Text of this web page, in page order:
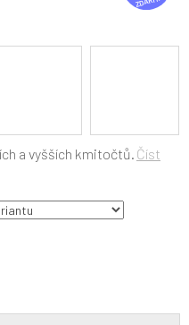
A
M
a vyšších kmitočtů. Číst